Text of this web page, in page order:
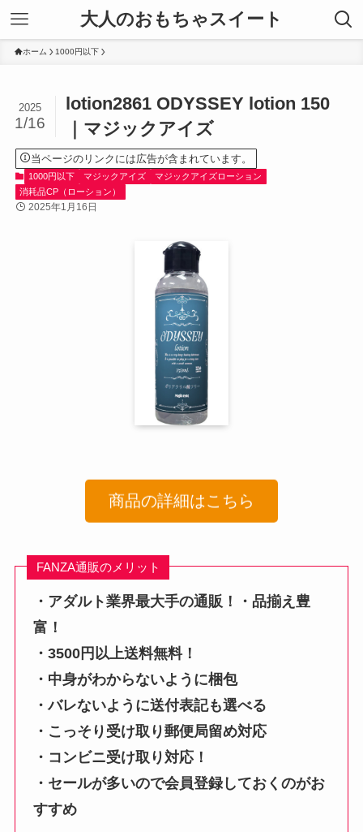
大人のおもちゃスイート
ホーム 1000円以下
lotion2861 ODYSSEY lotion 150
｜マジックアイズ
2025
1/16
当ページのリンクには広告が含まれています。
1000円以下 マジックアイズ
マジックアイズローション
消耗品CP（ローション）
2025年1月16日
商品の詳細はこちら
FANZA通販のメリット
・アダルト業界最大手の通販！・品揃え豊
富！
・3500円以上送料無料！
・中身がわからないように梱包
・バレないように送付表記も選べる
・こっそり受け取り郵便局留め対応
・コンビニ受け取り対応！
・セールが多いので会員登録しておくのがお
すすめ